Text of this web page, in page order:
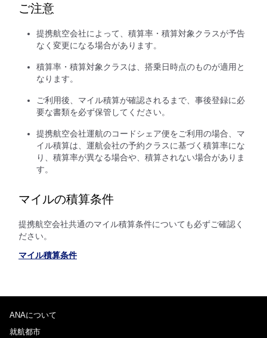
ご注意
提携航空会社によって、積算率・積算対象クラスが予告
なく変更になる場合があります。
積算率・積算対象クラスは、搭乗日時点のものが適用と
なります。
ご利用後、マイル積算が確認されるまで、事後登録に必
要な書類を必ず保管してください。
提携航空会社運航のコードシェア便をご利用の場合、マ
イル積算は、運航会社の予約クラスに基づく積算率にな
り、積算率が異なる場合や、積算されない場合がありま
す。
マイルの積算条件
提携航空会社共通のマイル積算条件についても必ずご確認く
ださい。
マイル積算条件
ANAについて
就航都市